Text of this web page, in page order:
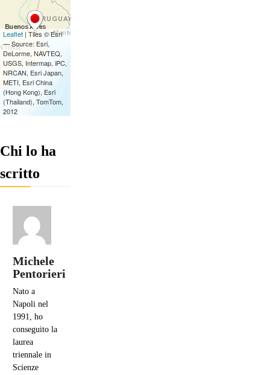
Chi lo ha
scritto
Michele
Pentorieri
Nato a
Napoli nel
1991, ho
conseguito la
laurea
triennale in
Scienze